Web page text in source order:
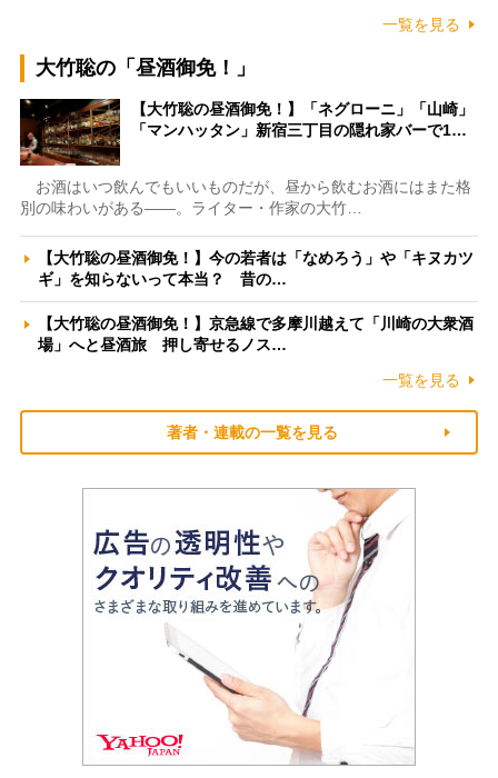
一覧を見る
大竹聡の「昼酒御免！」
【大竹聡の昼酒御免！】「ネグローニ」「山崎」
「マンハッタン」新宿三丁目の隠れ家バーで1…
お酒はいつ飲んでもいいものだが、昼から飲むお酒にはまた格
別の味わいがある――。ライター・作家の大竹…
【大竹聡の昼酒御免！】今の若者は「なめろう」や「キヌカツ
ギ」を知らないって本当？ 昔の…
【大竹聡の昼酒御免！】京急線で多摩川越えて「川崎の大衆酒
場」へと昼酒旅 押し寄せるノス…
一覧を見る
著者・連載の一覧を見る